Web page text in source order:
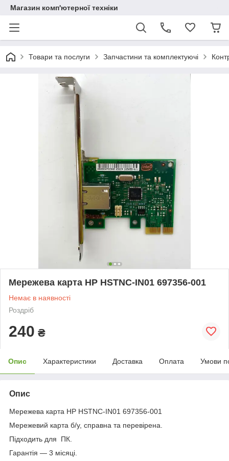
Магазин комп'ютерної техніки
Товари та послуги Запчастини та комплектуючі
Мережева карта HP HSTNC-IN01 697356-001
Немає в наявності
Роздріб
240 ₴
Опис Характеристики Доставка Оплата Умови
Опис
Мережева карта HP HSTNC-IN01 697356-001
Мережевий карта б/у, справна та перевірена.
Підходить для ПК.
Гарантія — 3 місяці.